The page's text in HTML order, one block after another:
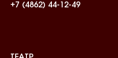
+7 (4862) 44-12-49